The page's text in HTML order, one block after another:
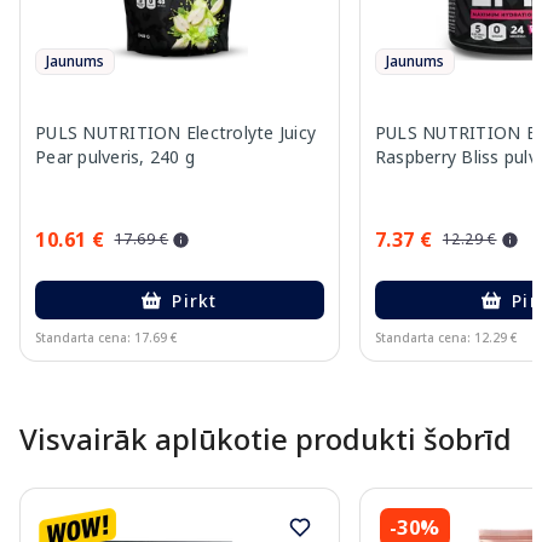
Jaunums
PULS NUTRITION Electrolyte Juicy
Pear pulveris, 240 g
10.61 € 17.69 €
Pirkt
Standarta cena: 17.69 €
Jaunums
PULS NUTRITION
Raspberry Bliss
7.37 € 12.29 €
Standarta cena: 12.29 €
Visvairāk aplūkotie produkti šobrīd
-30%